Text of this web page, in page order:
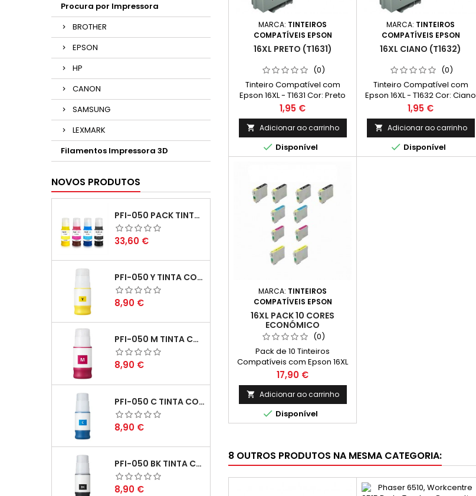
Procura por Impressora
BROTHER
EPSON
HP
CANON
SAMSUNG
LEXMARK
Filamentos Impressora 3D
NOVOS PRODUTOS
PFI-050 PACK TINTAS COMPATIVEIS
Preço
33,60 €
PFI-050 Y TINTA COMPATÍVEL AMARELO
Preço
8,90 €
PFI-050 M TINTA COMPATÍVEL MAGENTA
Preço
8,90 €
PFI-050 C TINTA COMPATÍVEL CIANO
Preço
8,90 €
PFI-050 BK TINTA COMPATÍVEL PRETA
Preço
8,90 €
MARCA: TINTEIROS
COMPATÍVEIS EPSON
16XL PRETO (T1631)
(0)
Tinteiro Compatível com
Epson 16XL - T1631 Cor: Preto
Capacidade: 17 ml
Preço
1,95 €
 Adicionar ao carrinho
 Disponível
MARCA: TINTEIROS
COMPATÍVEIS EPSON
16XL CIANO (T1632)
(0)
Tinteiro Compatível com
Epson 16XL - T1632 Cor: Ciano
Capacidade: 11,6 ml
Preço
1,95 €
 Adicionar ao carrinho
 Disponível
MARCA: TINTEIROS
COMPATÍVEIS EPSON
16XL PACK 10 CORES
ECONÓMICO
(0)
Pack de 10 Tinteiros
Compatíveis com Epson 16XL
constituído por: 4 Tinteiros
Compatíveis Epson 16XL Preto,
T1631 - Capacidade: 17 ml2
Tinteiros Compatíveis Epson
16XL Ciano, T1632
- Capacidade: 11,6 ml2
Capacidade: 11,6 ml2 Tinteiros
Compatíveis Epson 16XL
Amarelo, T1634 - Capacidade:
Preço
17,90 €
 Adicionar ao carrinho
 Disponível
8 OUTROS PRODUTOS NA MESMA CATEGORIA: